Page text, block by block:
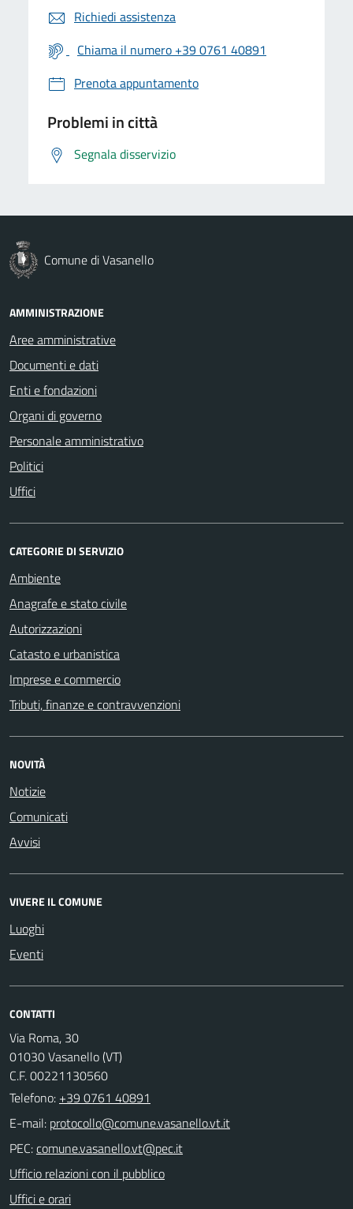
Richiedi assistenza
Chiama il numero +39 0761 40891
Prenota appuntamento
Problemi in città
Segnala disservizio
Comune di Vasanello
AMMINISTRAZIONE
Aree amministrative
Documenti e dati
Enti e fondazioni
Organi di governo
Personale amministrativo
Politici
Uffici
CATEGORIE DI SERVIZIO
Ambiente
Anagrafe e stato civile
Autorizzazioni
Catasto e urbanistica
Imprese e commercio
Tributi, finanze e contravvenzioni
NOVITÀ
Notizie
Comunicati
Avvisi
VIVERE IL COMUNE
Luoghi
Eventi
CONTATTI
Via Roma, 30
01030 Vasanello (VT)
C.F. 00221130560
Telefono: +39 0761 40891
E-mail:
PEC:
Ufficio relazioni con il pubblico
Uffici e orari